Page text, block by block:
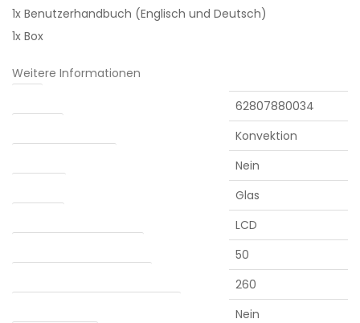
1x Benutzerhandbuch (Englisch und Deutsch)
1x Box
Weitere Informationen
62807880034
Konvektion
Nein
Glas
LCD
50
260
Nein